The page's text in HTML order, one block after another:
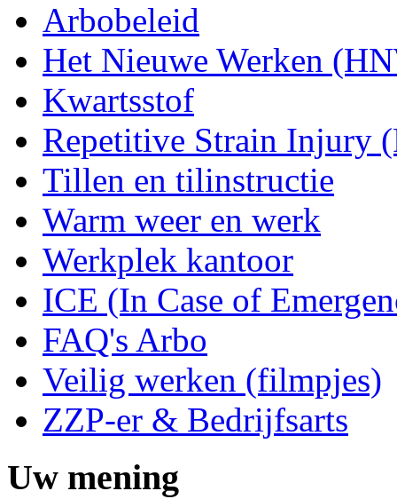
Arbobeleid
Het Nieuwe Werken
Kwartsstof
Repetitive Strain Injury
Tillen en tilinstructie
Warm weer en werk
Werkplek kantoor
ICE (In Case of
FAQ's Arbo
Veilig werken (filmpjes)
ZZP-er & Bedrijfsarts
Uw mening